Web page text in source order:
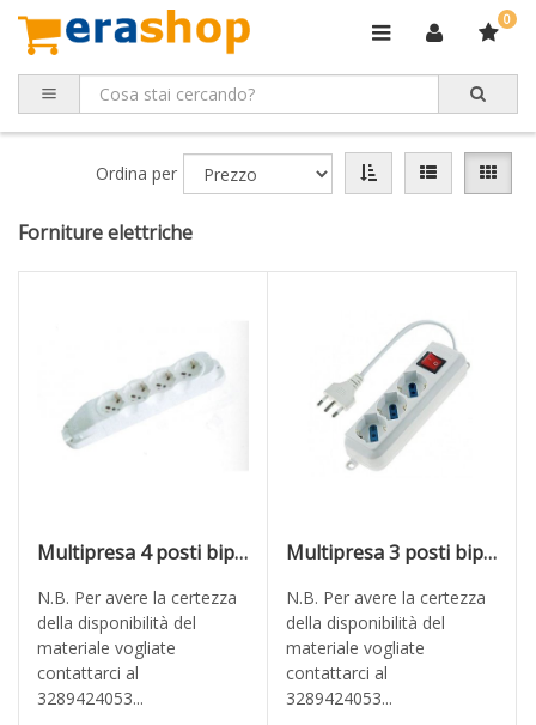
0
Ordina per
Forniture elettriche
Multipresa 4 posti bipasso + Schuko senza cavo ROSI
N.B. Per avere la certezza
della disponibilità del
materiale vogliate
contattarci al
3289424053...
Multipresa 3 posti bipasso + Schuko con interruttore e cavo mt 1,5
N.B. Per avere la certezza
della disponibilità del
materiale vogliate
contattarci al
3289424053...